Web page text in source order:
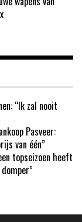
“Ik zal nooit
Pasveer:
van één”
topseizoen heeft